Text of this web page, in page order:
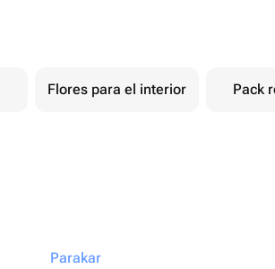
Flores para el interior Pack
Parakar